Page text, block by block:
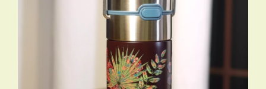
TOEVOEGEN AAN WINKELWAGEN